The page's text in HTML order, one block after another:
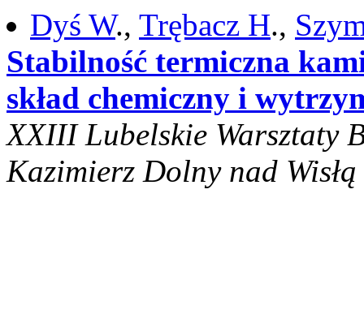
Dyś W., Trębacz H.,
Stabilność termiczna
skład chemiczny i
XXIII Lubelskie Warsztaty
Kazimierz Dolny nad